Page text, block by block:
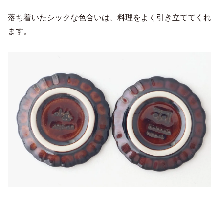
落ち着いたシックな色合いは、料理をよく引き立ててくれ
ます。